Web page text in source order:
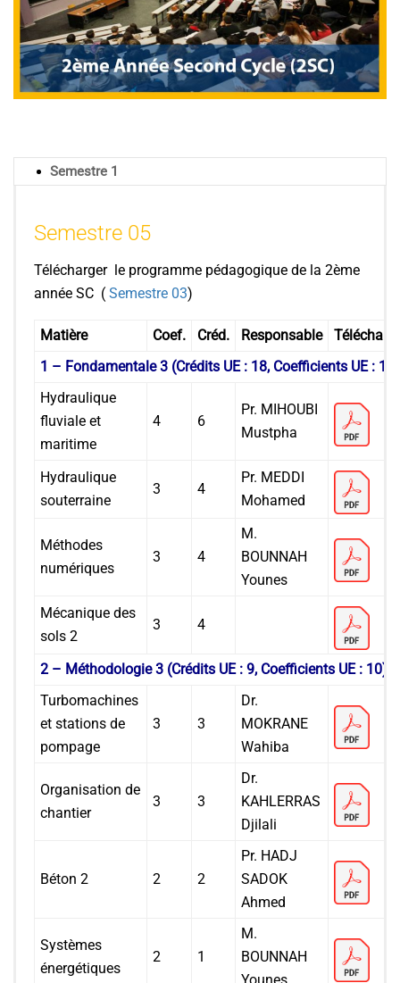
Semestre 1
Semestre 05
Télécharger le programme pédagogique de la 2ème
année SC ( Semestre 03)
Matière Coef. Créd. Responsable
1 – Fondamentale 3 (Crédits UE : 18, Coefficients UE : 13)
Hydraulique
fluviale et
maritime
4 6
Pr. MIHOUBI
Mustpha
Hydraulique
souterraine
3 4
Pr. MEDDI
Mohamed
Méthodes
numériques
3 4
M.
BOUNNAH
Younes
Mécanique des
sols 2
3 4
2 – Méthodologie 3 (Crédits UE : 9, Coefficients UE : 10)
Turbomachines
et stations de
pompage
3 3
Dr.
MOKRANE
Wahiba
Organisation de
chantier
3 3
Dr.
KAHLERRAS
Djilali
Béton 2 2 2
Pr. HADJ
SADOK
Ahmed
Systèmes
énergétiques
2 1
M.
BOUNNAH